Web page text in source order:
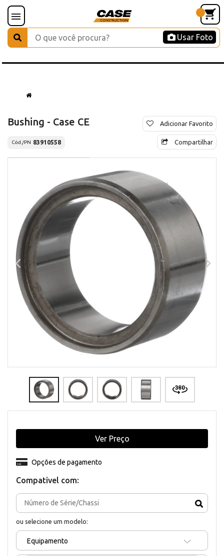
Usar Foto
Bushing - Case CE
Cód./PN 83910558
Adicionar Favorito
Compartilhar
Compativel com:
ou selecione um modelo:
Equipamento
Opções de pagamento
Ver Preço